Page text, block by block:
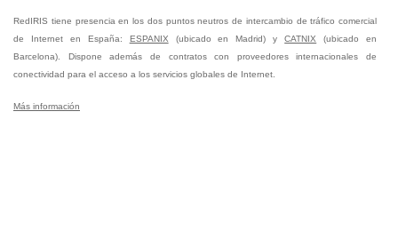
RedIRIS tiene presencia en los dos puntos neutros de intercambio de tráfico comercial
de Internet en España: ESPANIX (ubicado en Madrid) yCATNIX
(ubicado en
Barcelona). Dispone además de contratos con proveedores internacionales de
conectividad para el acceso a los servicios globales de Internet.
Más información